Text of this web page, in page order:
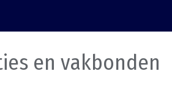
en vakbonden